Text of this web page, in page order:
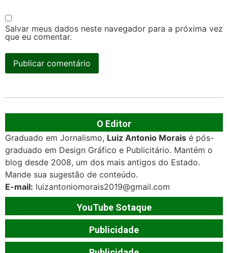
Salvar meus dados neste navegador para a próxima vez
que eu comentar.
O Editor
Graduado em Jornalismo, Luiz Antonio Morais é pós-
graduado em Design Gráfico e Publicitário. Mantém o
blog desde 2008, um dos mais antigos do Estado.
Mande sua sugestão de conteúdo.
E-mail: luizantoniomorais2019@gmail.com
YouTube Sotaque
Publicidade